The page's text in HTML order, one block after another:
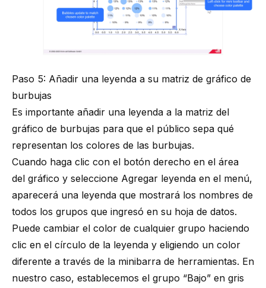
Paso 5: Añadir una leyenda a su matriz de gráfico de
burbujas
Es importante añadir una leyenda a la matriz del
gráfico de burbujas para que el público sepa qué
representan los colores de las burbujas.
Cuando haga clic con el botón derecho en el área
del gráfico y seleccione Agregar leyenda en el menú,
aparecerá una leyenda que mostrará los nombres de
todos los grupos que ingresó en su hoja de datos.
Puede cambiar el color de cualquier grupo haciendo
clic en el círculo de la leyenda y eligiendo un color
diferente a través de la minibarra de herramientas. En
nuestro caso, establecemos el grupo “Bajo” en gris